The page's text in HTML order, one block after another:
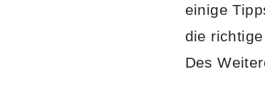
einige
die
Des